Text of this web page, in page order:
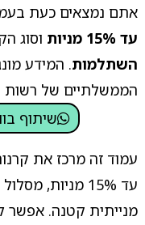
אתם נמצאים כעת
עד 15% מניות
וסוג
השתלמות. המידע
הממשלתיים של רשות
שיתוף
עמוד זה מרכז את
עד 15% מניות,
מנייתית קטנה. אפשר